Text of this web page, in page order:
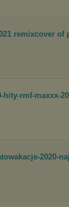
remixcover
hity-rmf-maxxx-
2020-